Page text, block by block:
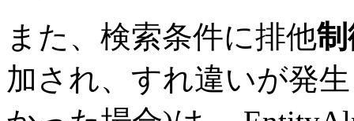
また、検索条件に排他
加され、すれ違いが発